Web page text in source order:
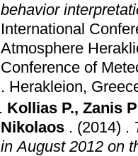
behavior
International
Atmosphere
Conference of
. Herakleion,
Kollias P., Zanis
Nikolaos . (2014) .
in August 2012 on